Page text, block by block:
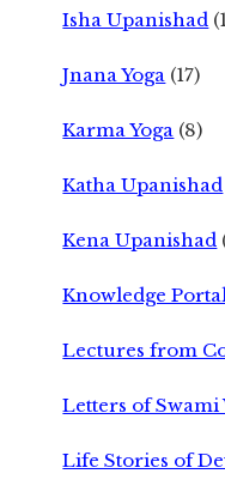
Isha Upanishad
Jnana Yoga (17)
Karma Yoga (8)
Katha Upanishad
Kena Upanishad
Knowledge Portal
Lectures from
Letters of
Life Stories of